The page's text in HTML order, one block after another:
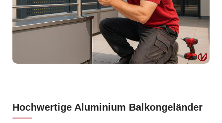
Hochwertige Aluminium Balkongeländer